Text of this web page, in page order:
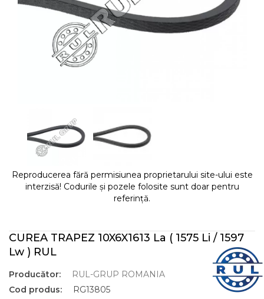
Reproducerea fără permisiunea proprietarului site-ului este
interzisă! Codurile și pozele folosite sunt doar pentru
referință.
CUREA TRAPEZ 10X6X1613 La ( 1575 Li / 1597
Lw ) RUL
Producător:
RUL-GRUP ROMANIA
Cod produs:
RG13805